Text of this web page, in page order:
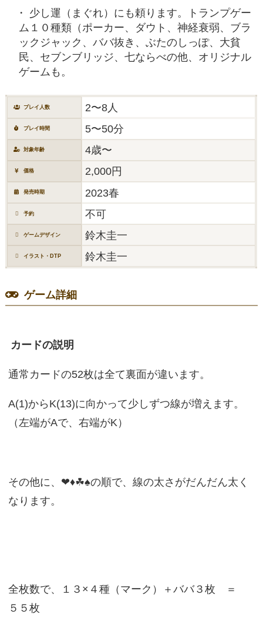
少し運（まぐれ）にも頼ります。トランプゲー
ム１０種類（ポーカー、ダウト、神経衰弱、ブラ
ックジャック、ババ抜き、ぶたのしっぽ、大貧
民、セブンブリッジ、七ならべの他、オリジナル
ゲームも。
プレイ人数 2〜8人
プレイ時間 5〜50分
対象年齢 4歳〜
価格 2,000円
発売時期 2023春
予約 不可
ゲームデザイン 鈴木圭一
イラスト・DTP 鈴木圭一
ゲーム詳細
カードの説明
通常カードの52枚は全て裏面が違います。
A(1)からK(13)に向かって少しずつ線が増えます。
（左端がAで、右端がK）
その他に、❤︎♦︎☘♠︎の順で、線の太さがだんだん太く
なります。
全枚数で、１３×４種（マーク）＋ババ３枚 ＝
５５枚